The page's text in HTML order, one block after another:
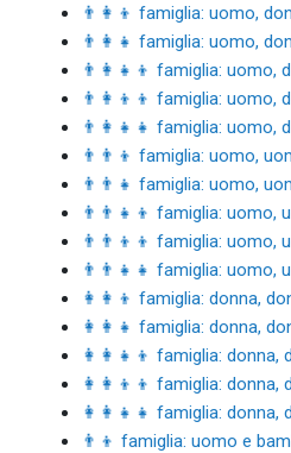
👨‍👩‍👦 famiglia: uomo,
👨‍👩‍👧 famiglia: uomo,
👨‍👩‍👧‍👦 famiglia: uomo,
👨‍👩‍👦‍👦 famiglia: uomo,
👨‍👩‍👧‍👧 famiglia: uomo,
👨‍👨‍👦 famiglia: uomo,
👨‍👨‍👧 famiglia: uomo,
👨‍👨‍👧‍👦 famiglia: uomo,
👨‍👨‍👦‍👦 famiglia: uomo,
👨‍👨‍👧‍👧 famiglia: uomo,
👩‍👩‍👦 famiglia: donna,
👩‍👩‍👧 famiglia: donna,
👩‍👩‍👧‍👦 famiglia: donna,
👩‍👩‍👦‍👦 famiglia: donna,
👩‍👩‍👧‍👧 famiglia: donna,
👨‍👦 famiglia: uomo e